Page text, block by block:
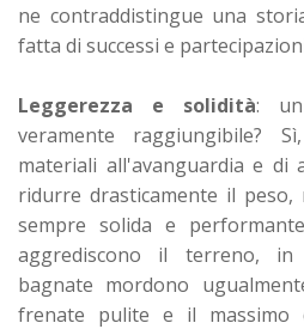
ne contraddistingue una
fatta di successi e
Leggerezza e solidità: un
veramente raggiungibile?
materiali all'avanguardia e di
ridurre drasticamente il
sempre solida e
aggrediscono il terreno, in
bagnate mordono
frenate pulite e il massimo